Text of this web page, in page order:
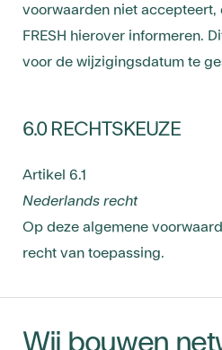
voorwaarden niet accepteert,
FRESH hierover informeren.
voor de wijzigingsdatum te
6.0 RECHTSKEUZE
Artikel 6.1
Nederlands recht
Op deze algemene
recht van toepassing.
Wij bouwen